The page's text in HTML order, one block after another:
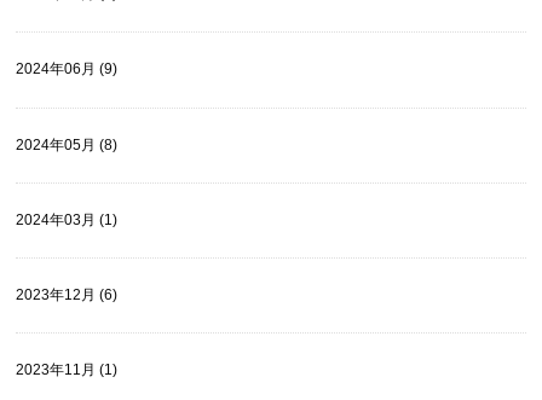
2024年06月 (9)
2024年05月 (8)
2024年03月 (1)
2023年12月 (6)
2023年11月 (1)